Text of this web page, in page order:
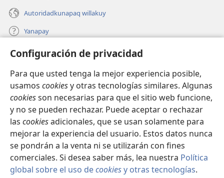
Configuración de privacidad
Para que usted tenga la mejor experiencia posible,
usamos cookiesy otras tecnologías similares. Algunas
cookiesson necesarias para que el sitio web funcione,
y no se pueden rechazar. Puede aceptar o rechazar
las cookiesadicionales, que se usan solamente para
mejorar la experiencia del usuario. Estos datos nunca
se pondrán a la venta ni se utilizarán con fines
comerciales. Si desea saber más, lea nuestra Política
global sobre el uso decookiesy otras tecnologías.
Autoridadkunapaq willakuy
Yanapay
Donacionta churanapaq
una
nueva
ventana)
INTERNETPI QELQANCHISKUNA Watchtower™
(abre
una
nueva
ventana)
JW Hub
(abre
una
nueva
ventana)
JW Library ®